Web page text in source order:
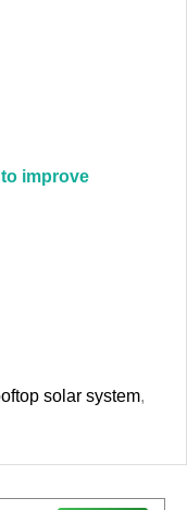
improve
solar system,